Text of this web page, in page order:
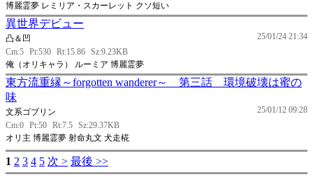
博麗霊夢 レミリア・スカーレット クソ短い
異世界デビュー
25/01/24 21:34
凸＆凹
Cm:5 Pt:530 Rt:15.86 Sz:9.23KB
俺（オリキャラ） ルーミア 博麗霊夢
東方流重縁～forgotten wanderer～ 第三話 環境破壊は蜜の
味
25/01/12 09:28
文系ゴブリン
Cm:0 Pt:50 Rt:7.5 Sz:29.37KB
オリ主 博麗霊夢 射命丸文 犬走椛
1 2 3 4 5 次 > 最後 >>